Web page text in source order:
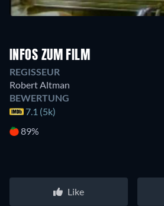
INFOS ZUM FILM
REGISSEUR
Robert Altman
BEWERTUNG
7.1 (5k)
89%
Like